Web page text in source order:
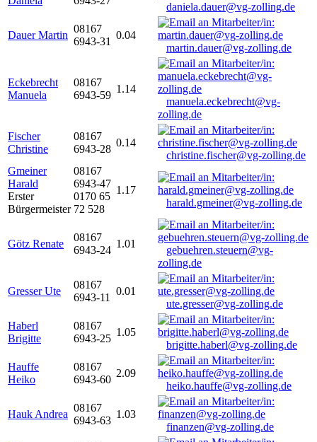
daniela.dauer@vg-zolling.de
Dauer Martin
08167
6943-31
0.04
martin.dauer@vg-zolling.de
Eckebrecht
Manuela
08167
6943-59
1.14
manuela.eckebrecht@vg-
zolling.de
Fischer
Christine
08167
6943-28
0.14
christine.fischer@vg-zolling.de
Gmeiner
Harald
Erster
Bürgermeister
08167
6943-47
0170 65
72 528
1.17
harald.gmeiner@vg-zolling.de
Götz Renate
08167
6943-24
1.01
gebuehren.steuern@vg-
zolling.de
Gresser Ute
08167
6943-11
0.01
ute.gresser@vg-zolling.de
Haberl
Brigitte
08167
6943-25
1.05
brigitte.haberl@vg-zolling.de
Hauffe
Heiko
08167
6943-60
2.09
heiko.hauffe@vg-zolling.de
Hauk Andrea
08167
6943-63
1.03
finanzen@vg-zolling.de